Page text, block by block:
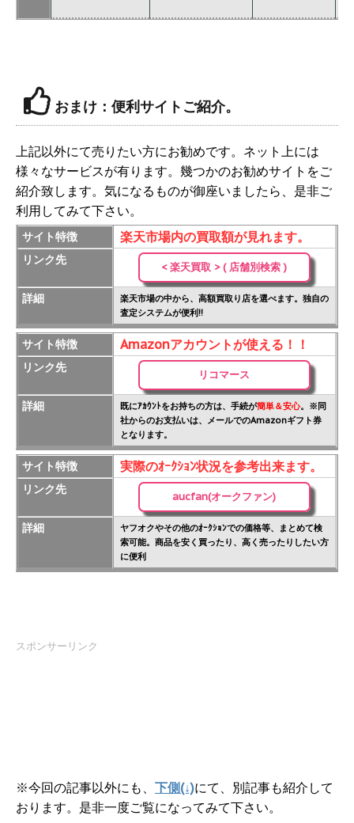
おまけ：便利サイトご紹介。
上記以外にて売りたい方にお勧めです。ネット上には
様々なサービスが有ります。幾つかのお勧めサイトをご
紹介致します。気になるものが御座いましたら、是非ご
利用してみて下さい。
サイト特徴 楽天市場内の買取額が見れます。
リンク先
< 楽天買取 > ( 店舗別検索 )
詳細
楽天市場の中から、高額買取り店を選べます。独自の
査定システムが便利!!
サイト特徴 Amazonアカウントが使える！！
リンク先
リコマース
詳細 既にｱｶｳﾝﾄをお持ちの方は、手続が簡単＆安心。※同
社からのお支払いは、メールでのAmazonギフト券
となります。
サイト特徴 実際のｵｰｸｼｮﾝ状況を参考出来ます。
リンク先
aucfan(オークファン)
詳細
ヤフオクやその他のｵｰｸｼｮﾝでの価格等、まとめて検
索可能。商品を安く買ったり、高く売ったりしたい方
に便利
スポンサーリンク
※今回の記事以外にも、 下側(↓)にて、別記事も紹介して
おります。是非一度ご覧になってみて下さい。